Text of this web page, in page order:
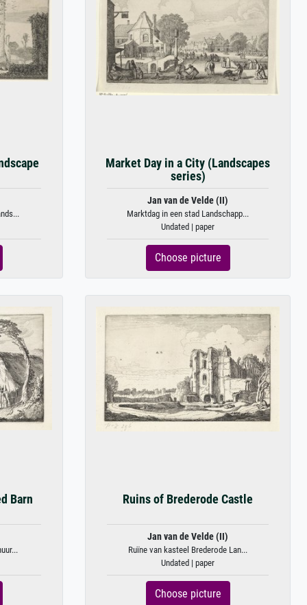
Market Day in a City (Landscapes
series)
Jan van de Velde (II)
Marktdag in een stad Landschapp...
Undated | paper
Choose picture
Barn Ruins of Brederode Castle
Jan van de Velde (II)
Ruïne van kasteel Brederode Lan...
Undated | paper
Choose picture